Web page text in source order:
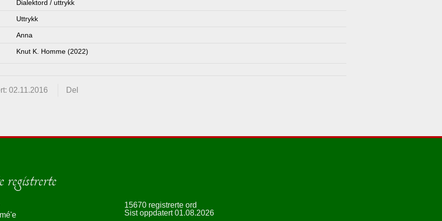
Dialektord / uttrykk
Uttrykk
Anna
Knut K. Homme (2022)
02.11.2016 Del
registrerte
15670 registrerte ord
Sist oppdatert 01.08.2026